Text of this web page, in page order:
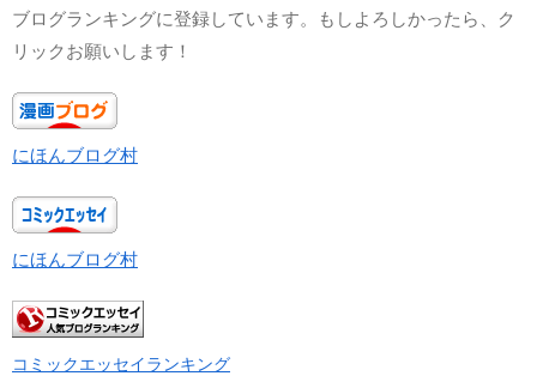
ブログランキングに登録しています。もしよろしかったら、ク
リックお願いします！
にほんブログ村
にほんブログ村
コミックエッセイランキング